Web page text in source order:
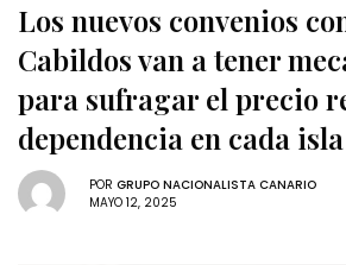
Los nuevos convenios
Cabildos van a tener
para sufragar el precio
dependencia en cada isla
POR GRUPO NACIONALISTA CANARIO
MAYO 12, 2025